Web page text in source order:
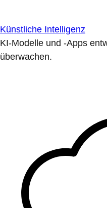
Künstliche Intelligenz
KI-Modelle und -Apps
überwachen.